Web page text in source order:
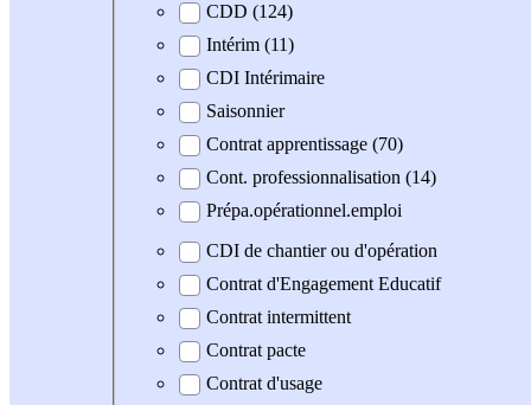
CDD (124)
Intérim (11)
CDI Intérimaire
Saisonnier
Contrat apprentissage (70)
Cont. professionnalisation (14)
Prépa.opérationnel.emploi
CDI de chantier ou d'opération
Contrat d'Engagement Educatif
Contrat intermittent
Contrat pacte
Contrat d'usage